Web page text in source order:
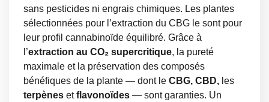
sans pesticides ni engrais chimiques. Les plantes
sélectionnées pour l’extraction du CBG le sont pour
leur profil cannabinoïde équilibré. Grâce à
l’extraction au CO₂ supercritique, la pureté
maximale et la préservation des composés
bénéfiques de la plante — dont le CBG, CBD, les
terpènes etflavonoïdes — sont garanties. Un